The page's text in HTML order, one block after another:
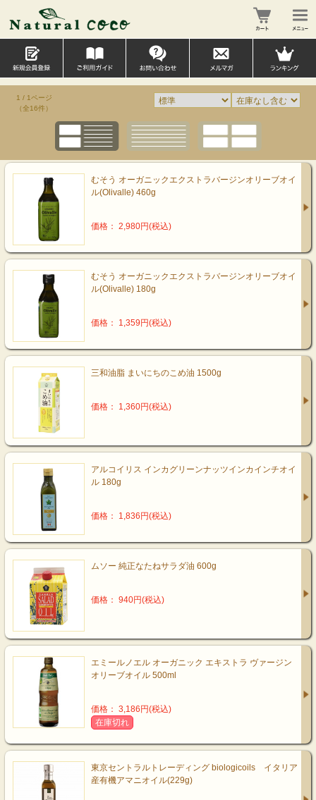
1 / 1ページ
（全16件）
むそう オーガニックエクストラバージンオリーブオイ
ル(Olivalle) 460g
価格： 2,980円(税込)
むそう オーガニックエクストラバージンオリーブオイ
ル(Olivalle) 180g
価格： 1,359円(税込)
三和油脂 まいにちのこめ油 1500g
価格： 1,360円(税込)
アルコイリス インカグリーンナッツインカインチオイ
ル 180g
価格： 1,836円(税込)
ムソー 純正なたねサラダ油 600g
価格： 940円(税込)
エミールノエル オーガニック エキストラ ヴァージン
オリーブオイル 500ml
価格： 3,186円(税込)
在庫切れ
東京セントラルトレーディング biologicoils イタリア
産有機アマニオイル(229g)